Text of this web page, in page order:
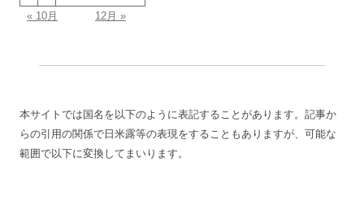
« 10月
12月 »
本サイトでは国名を以下のように表記することがあります。記事か
らの引用の関係で日米露等の表現をすることもありますが、可能な
範囲で以下に変換してまいります。